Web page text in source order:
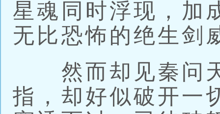
星魂同时浮现，加
无比恐怖的绝生剑
然而却见秦问天
指，却好似破开一